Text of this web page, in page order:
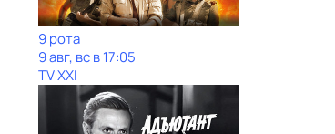
9 рота
9 авг, вс в 17:05
TV XXI